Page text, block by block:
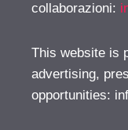
collaborazioni:
This website is
advertising,
opportunities: